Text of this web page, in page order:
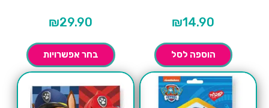
₪14.90
הוספה לסל
₪29.90
בחר אפשרויות